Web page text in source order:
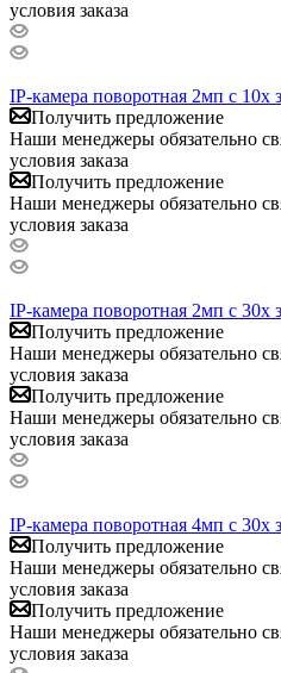
условия заказа
IP-камера поворотная 2мп с
Получить предложение
Наши менеджеры обязательно
условия заказа
Получить предложение
Наши менеджеры обязательно
условия заказа
IP-камера поворотная 2мп с 30x
Получить предложение
Наши менеджеры обязательно
условия заказа
Получить предложение
Наши менеджеры обязательно
условия заказа
IP-камера поворотная 4мп с 30x
Получить предложение
Наши менеджеры обязательно
условия заказа
Получить предложение
Наши менеджеры обязательно
условия заказа